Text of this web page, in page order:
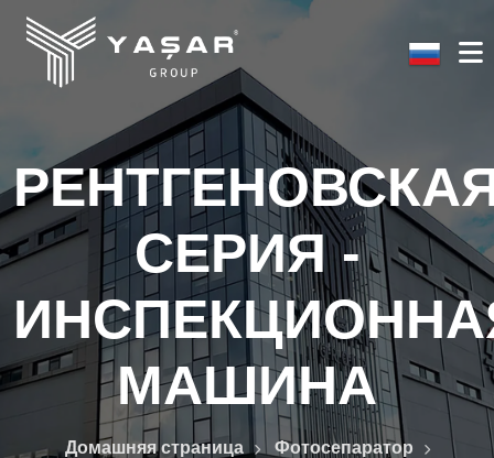
СЕРИЯ -
МАШИНА
Домашняя страница
Фотосепаратор